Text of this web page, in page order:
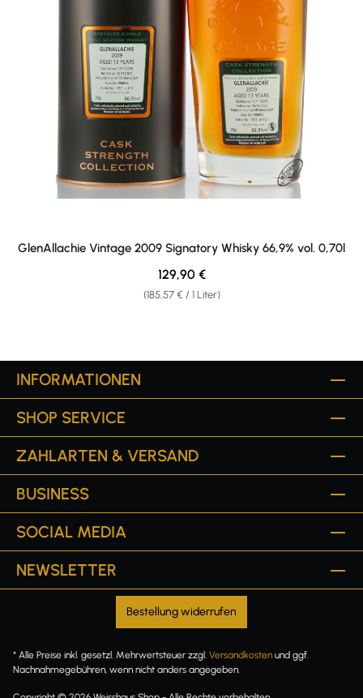
GlenAllachie Vintage 2009 Signatory Whisky 66,9% vol. 0,70l
(185,57 € / 1 Liter)
Regulärer Preis:
129,90 €
INFORMATIONEN
SHOP SERVICE
ZAHLARTEN & VERSAND
BUSINESS
SOCIAL MEDIA
NEWSLETTER
Bestellung widerrufen
* Alle Preise inkl. gesetzl. Mehrwertsteuer zzgl. Versandkosten und ggf.
Nachnahmegebühren, wenn nicht anders angegeben.